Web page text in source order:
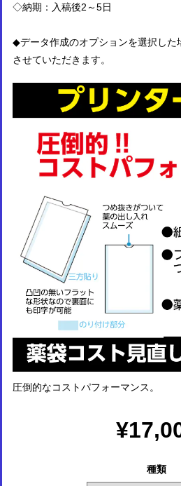
◇納期：入稿後2～5日
◆データ作成のオプションを選択した
させていただきます。
圧倒的なコストパフォーマンス。
種類